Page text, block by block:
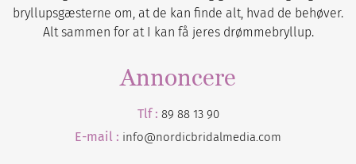
bryllupsgæsterne om, at de kan finde alt, hvad de behøver.
Alt sammen for at I kan få jeres drømmebryllup.
Annoncere
Tlf : 89 88 13 90
E-mail : info@nordicbridalmedia.com